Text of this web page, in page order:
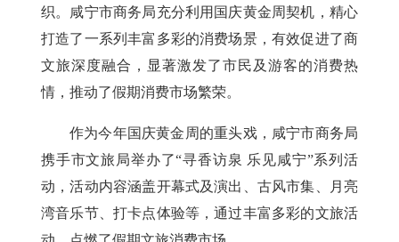
织。咸宁市商务局充分利用国庆黄金周契机，精心
打造了一系列丰富多彩的消费场景，有效促进了商
文旅深度融合，显著激发了市民及游客的消费热
情，推动了假期消费市场繁荣。
作为今年国庆黄金周的重头戏，咸宁市商务局
携手市文旅局举办了“寻香访泉 乐见咸宁”系列活
动，活动内容涵盖开幕式及演出、古风市集、月亮
湾音乐节、打卡点体验等，通过丰富多彩的文旅活